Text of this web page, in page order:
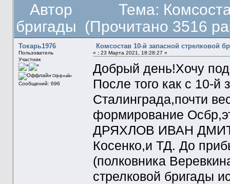
Автор
Тема:
бригады (Прочитано 3516
Токарь1976
Пользователь
Участник
Оффлайн
Сообщений: 696
Комсостав 10-й запасной стрелковой
« :23 Марта 2021, 18:28:27 »
Добрый день!Хочу
После того как с 10-
Сталинграда,почти
формирование
ДРЯХЛОВ ИВАН
Косенко,и ТД. До
(полковника
стрелковой бригады